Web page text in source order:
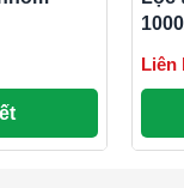
hỏi tiêu chuẩn vệ
loại lọc thô (G1,
Liên